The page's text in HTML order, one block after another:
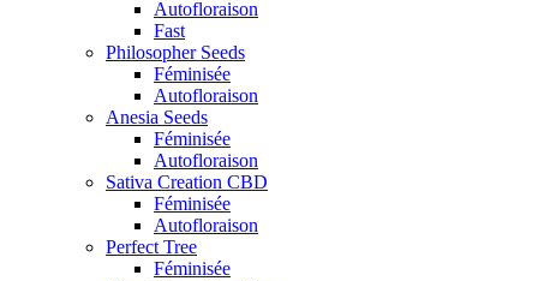
Autofloraison
Fast
Philosopher Seeds
Féminisée
Autofloraison
Anesia Seeds
Féminisée
Autofloraison
Sativa Creation CBD
Féminisée
Autofloraison
Perfect Tree
Féminisée